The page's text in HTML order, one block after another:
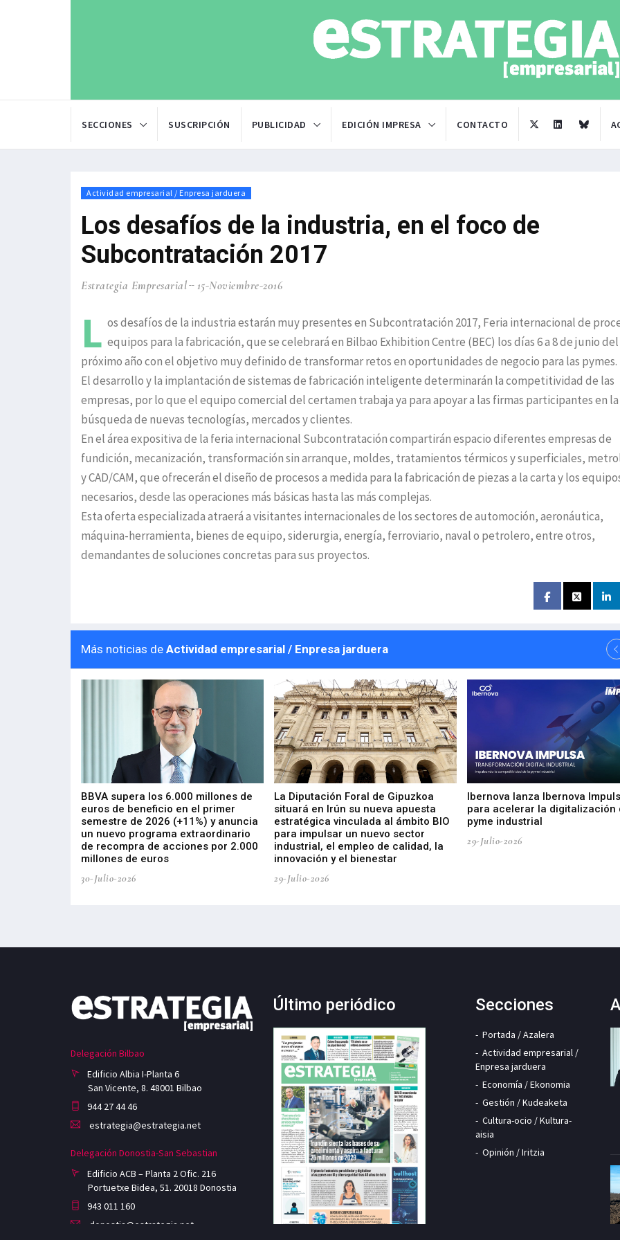
SECCIONES SUSCRIPCIÓN PUBLICIDAD EDICIÓN IMPRESA CONTACTO
Actividad empresarial / Enpresa jarduera
Los desafíos de la industria, en el foco de
Subcontratación 2017
Estrategia Empresarial 15-Noviembre-2016
L os desafíos de la industria estarán muy presentes en Subcontratación 2017, Feria internacional de
equipos para la fabricación, que se celebrará en Bilbao Exhibition Centre (BEC) los días 6 a 8 de junio del
próximo año con el objetivo muy definido de transformar retos en oportunidades de negocio para las pymes.
El desarrollo y la implantación de sistemas de fabricación inteligente determinarán la competitividad de las
empresas, por lo que el equipo comercial del certamen trabaja ya para apoyar a las firmas participantes en la
búsqueda de nuevas tecnologías, mercados y clientes.
En el área expositiva de la feria internacional Subcontratación compartirán espacio diferentes empresas de
fundición, mecanización, transformación sin arranque, moldes, tratamientos térmicos y superficiales,
y CAD/CAM, que ofrecerán el diseño de procesos a medida para la fabricación de piezas a la carta y los
necesarios, desde las operaciones más básicas hasta las más complejas.
Esta oferta especializada atraerá a visitantes internacionales de los sectores de automoción, aeronáutica,
máquina-herramienta, bienes de equipo, siderurgia, energía, ferroviario, naval o petrolero, entre otros,
demandantes de soluciones concretas para sus proyectos.
Más noticias de Actividad empresarial / Enpresa jarduera
BBVA supera los 6.000 millones de
euros de beneficio en el primer
semestre de 2026 (+11%) y anuncia
un nuevo programa extraordinario
de recompra de acciones por 2.000
millones de euros
30-Julio-2026
La Diputación Foral de Gipuzkoa
situará en Irún su nueva apuesta
estratégica vinculada al ámbito BIO
para impulsar un nuevo sector
industrial, el empleo de calidad, la
innovación y el bienestar
29-Julio-2026
Ibernova lanza Ibernova
para acelerar la digitalización
pyme industrial
29-Julio-2026
Delegación Bilbao
Edificio Albia I-Planta 6
San Vicente, 8. 48001 Bilbao
944 27 44 46
estrategia@estrategia.net
Delegación Donostia-San Sebastian
Edificio ACB – Planta 2 Ofic. 216
Portuetxe Bidea, 51. 20018 Donostia
943 011 160
donostia@estrategia.net
Último periódico Secciones
Portada / Azalera
Actividad empresarial /
Enpresa jarduera
Economía / Ekonomia
Gestión / Kudeaketa
Cultura-ocio / Kultura-
aisia
Opinión / Iritzia